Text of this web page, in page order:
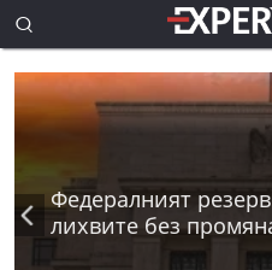
Федералният
лихвите без